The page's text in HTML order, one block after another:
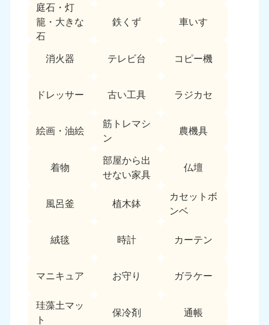
庭石・灯
籠・大きな
石
鉄くず 車いす
消火器 テレビ台 コピー機
ドレッサー 古い工具 ラジカセ
絵画・油絵
筋トレマシ
ン
農機具
着物
部屋から出
せない家具
仏壇
風呂釜 植木鉢
カセットボ
ンベ
絨毯 時計 カーテン
マニキュア お守り ガラケー
珪藻土マッ
ト
保冷剤 通帳
岡山県
050-1881-5146
9:00〜19:00 年中無休
山口県
050-1880-9900
9:00〜19:00 年中無休 9:00〜19:00 年中無休
島根県
050-1881-5145
四国
香川県
050-1880-9899
徳島県
050-1880-9898
9:00〜19:00 年中無休 9:00〜19:00 年中無休